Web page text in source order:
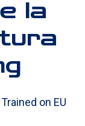
la
on EU